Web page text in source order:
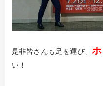
是非皆さんも足を運び、
い！